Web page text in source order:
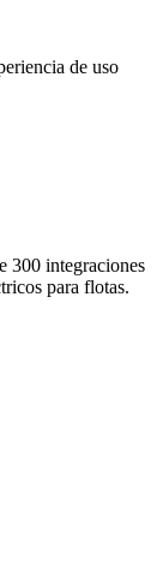
de uso
300 integraciones
para flotas.